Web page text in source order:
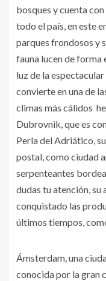
bosques y cuenta
todo el país, en este
parques frondosos y
fauna lucen de forma
luz de la
convierte en una de
climas más cálidos
Dubrovnik, que es
Perla del Adriático,
postal, como ciudad
serpenteantes
dudas tu atención, su
conquistado las
últimos tiempos,
Ámsterdam, una
conocida por la gran